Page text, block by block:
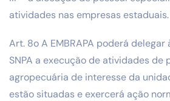
atividades nas empresas estaduais.
Art. 8o A EMBRAPA poderá
SNPA a execução de atividades de
agropecuária de interesse da
estão situadas e exercerá ação